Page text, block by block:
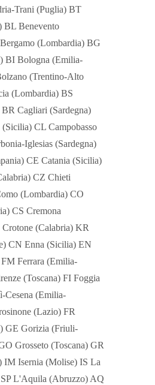
Trani (Puglia) BT
BL Benevento
(Lombardia) BG
BI Bologna (Emilia-
(Trentino-Alto
(Lombardia) BS
Cagliari (Sardegna)
CL Campobasso
Iglesias (Sardegna)
CE Catania (Sicilia)
CZ Chieti
(Lombardia) CO
CS Cremona
(Calabria) KR
CN Enna (Sicilia) EN
Ferrara (Emilia-
(Toscana) FI Foggia
Cesena (Emilia-
(Lazio) FR
GE Gorizia (Friuli-
Grosseto (Toscana) GR
IM Isernia (Molise) IS La
L'Aquila (Abruzzo) AQ